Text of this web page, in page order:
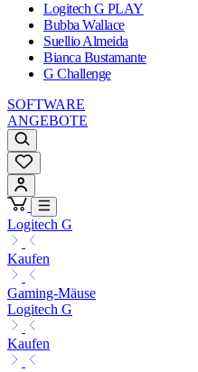
Logitech G PLAY
Bubba Wallace
Suellio Almeida
Bianca Bustamante
G Challenge
SOFTWARE
ANGEBOTE
Logitech G
Kaufen
Gaming-Mäuse
Logitech G
Kaufen